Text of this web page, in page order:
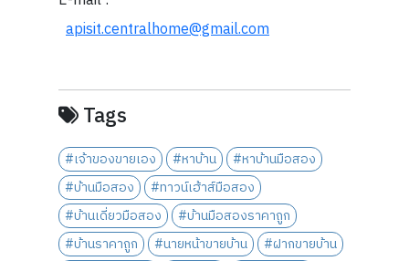
apisit.centralhome@gmail.com
Tags
#เจ้าของขายเอง #หาบ้าน
#หาบ้านมือสอง
#บ้านมือสอง
#ทาวน์เฮ้าส์มือสอง
#บ้านเดี่ยวมือสอง
#บ้านมือสองราคาถูก
#บ้านราคาถูก
#นายหน้าขายบ้าน
#ฝากขายบ้าน